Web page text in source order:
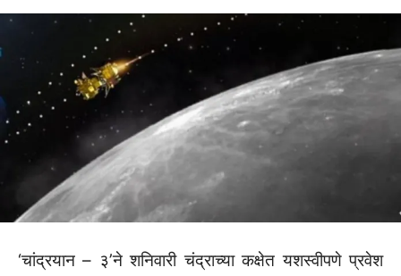
‘चांद्रयान – ३’ने शनिवारी चंद्राच्या कक्षेत यशस्वीपणे प्रवेश